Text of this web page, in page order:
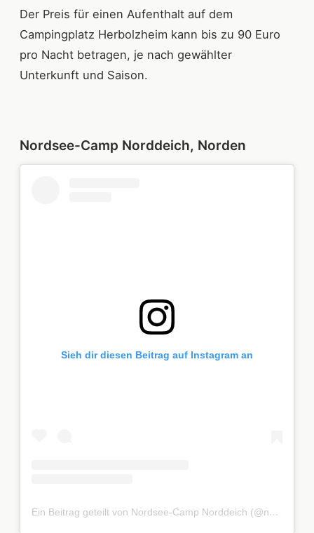
Der Preis für einen Aufenthalt auf dem
Campingplatz Herbolzheim kann bis zu 90 Euro
pro Nacht betragen, je nach gewählter
Unterkunft und Saison.
Nordsee-Camp Norddeich, Norden
Sieh dir diesen Beitrag auf Instagram an
Ein Beitrag geteilt von Nordsee-Camp Norddeich (@nc_norddeich)